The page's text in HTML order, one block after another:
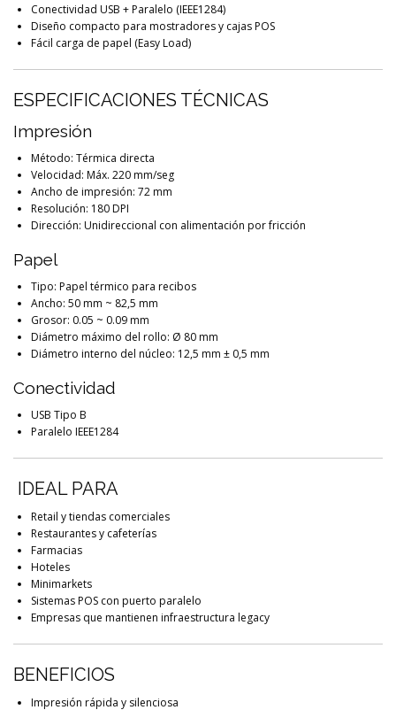
Conectividad USB + Paralelo (IEEE1284)
Diseño compacto para mostradores y cajas POS
Fácil carga de papel (Easy Load)
ESPECIFICACIONES TÉCNICAS
Impresión
Método: Térmica directa
Velocidad: Máx. 220 mm/seg
Ancho de impresión: 72 mm
Resolución: 180 DPI
Dirección: Unidireccional con alimentación por fricción
Papel
Tipo: Papel térmico para recibos
Ancho: 50 mm ~ 82,5 mm
Grosor: 0.05 ~ 0.09 mm
Diámetro máximo del rollo: Ø 80 mm
Diámetro interno del núcleo: 12,5 mm ± 0,5 mm
Conectividad
USB Tipo B
Paralelo IEEE1284
IDEAL PARA
Retail y tiendas comerciales
Restaurantes y cafeterías
Farmacias
Hoteles
Minimarkets
Sistemas POS con puerto paralelo
Empresas que mantienen infraestructura legacy
BENEFICIOS
Impresión rápida y silenciosa